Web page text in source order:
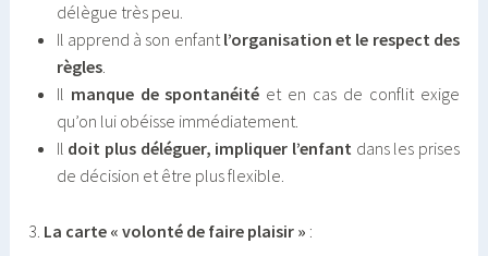
délègue très peu.
Il apprend à son enfantl’organisation et le respect des
règles.
Il manque de spontanéité et en cas de conflit exige
qu’on lui obéisse immédiatement.
Il doit plus déléguer, impliquer l’enfant dans les prises
de décision et être plus flexible.
3. La carte « volonté de faire plaisir » :